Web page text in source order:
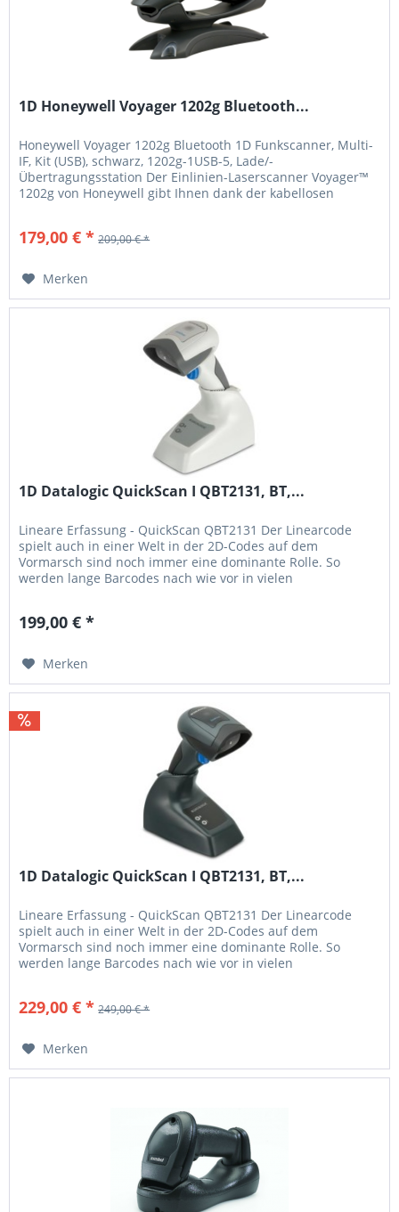
1D Honeywell Voyager 1202g Bluetooth...
Honeywell Voyager 1202g Bluetooth 1D Funkscanner, Multi-
IF, Kit (USB), schwarz, 1202g-1USB-5, Lade/-
Übertragungsstation Der Einlinien-Laserscanner Voyager™
1202g von Honeywell gibt Ihnen dank der kabellosen
ausgetauscht werden kann. Dabei bietet der neue 1202g
179,00 € * 209,00 € *
Merken
1D Datalogic QuickScan I QBT2131, BT,...
Lineare Erfassung - QuickScan QBT2131 Der Linearcode
spielt auch in einer Welt in der 2D-Codes auf dem
Vormarsch sind noch immer eine dominante Rolle. So
werden lange Barcodes nach wie vor in vielen
Versorgungsunternehmen, in der Dokumentenverarbeitung
199,00 € *
Merken
1D Datalogic QuickScan I QBT2131, BT,...
Lineare Erfassung - QuickScan QBT2131 Der Linearcode
spielt auch in einer Welt in der 2D-Codes auf dem
Vormarsch sind noch immer eine dominante Rolle. So
werden lange Barcodes nach wie vor in vielen
Versorgungsunternehmen, in der Dokumentenverarbeitung
229,00 € * 249,00 € *
Merken